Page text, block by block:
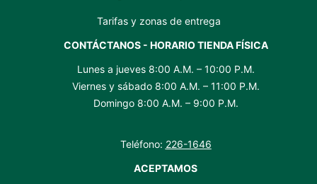
Tarifas y zonas de entrega
CONTÁCTANOS - HORARIO TIENDA FÍSICA
Lunes a jueves 8:00 A.M. – 10:00 P.M.
Viernes y sábado 8:00 A.M. – 11:00 P.M.
Domingo 8:00 A.M. – 9:00 P.M.
Teléfono: 226-1646
ACEPTAMOS